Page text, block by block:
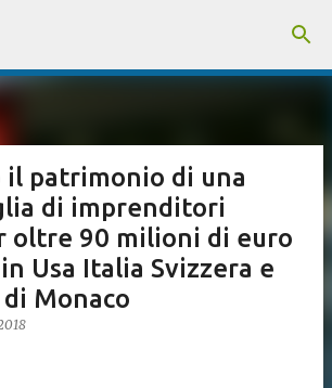
il patrimonio di una
di imprenditori
oltre 90 milioni di euro
Usa Italia Svizzera e
Monaco